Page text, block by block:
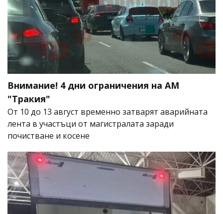
Внимание! 4 дни ограничения на АМ
"Тракия"
От 10 до 13 август временно затварят аварийната
лента в участъци от магистралата заради
почистване и косене